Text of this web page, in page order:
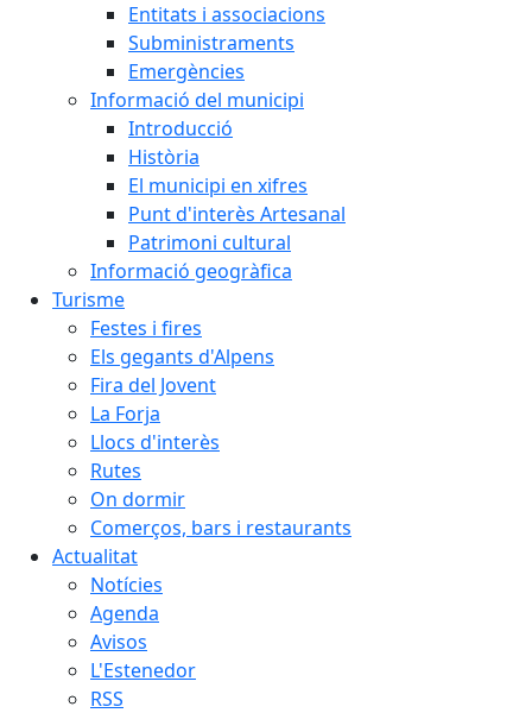
Entitats i associacions
Subministraments
Emergències
Informació del municipi
Introducció
Història
El municipi en xifres
Punt d'interès Artesanal
Patrimoni cultural
Informació geogràfica
Turisme
Festes i fires
Els gegants d'Alpens
Fira del Jovent
La Forja
Llocs d'interès
Rutes
On dormir
Comerços, bars i restaurants
Actualitat
Notícies
Agenda
Avisos
L'Estenedor
RSS